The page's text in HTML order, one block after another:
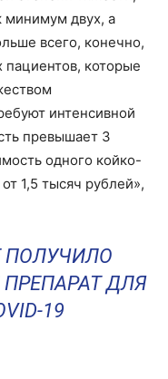
минимум двух, а
всего, конечно,
пациентов, которые
интенсивной
превышает 3
одного койко-
1,5 тысяч рублей»,
ПОЛУЧИЛО
ДЛЯ
19